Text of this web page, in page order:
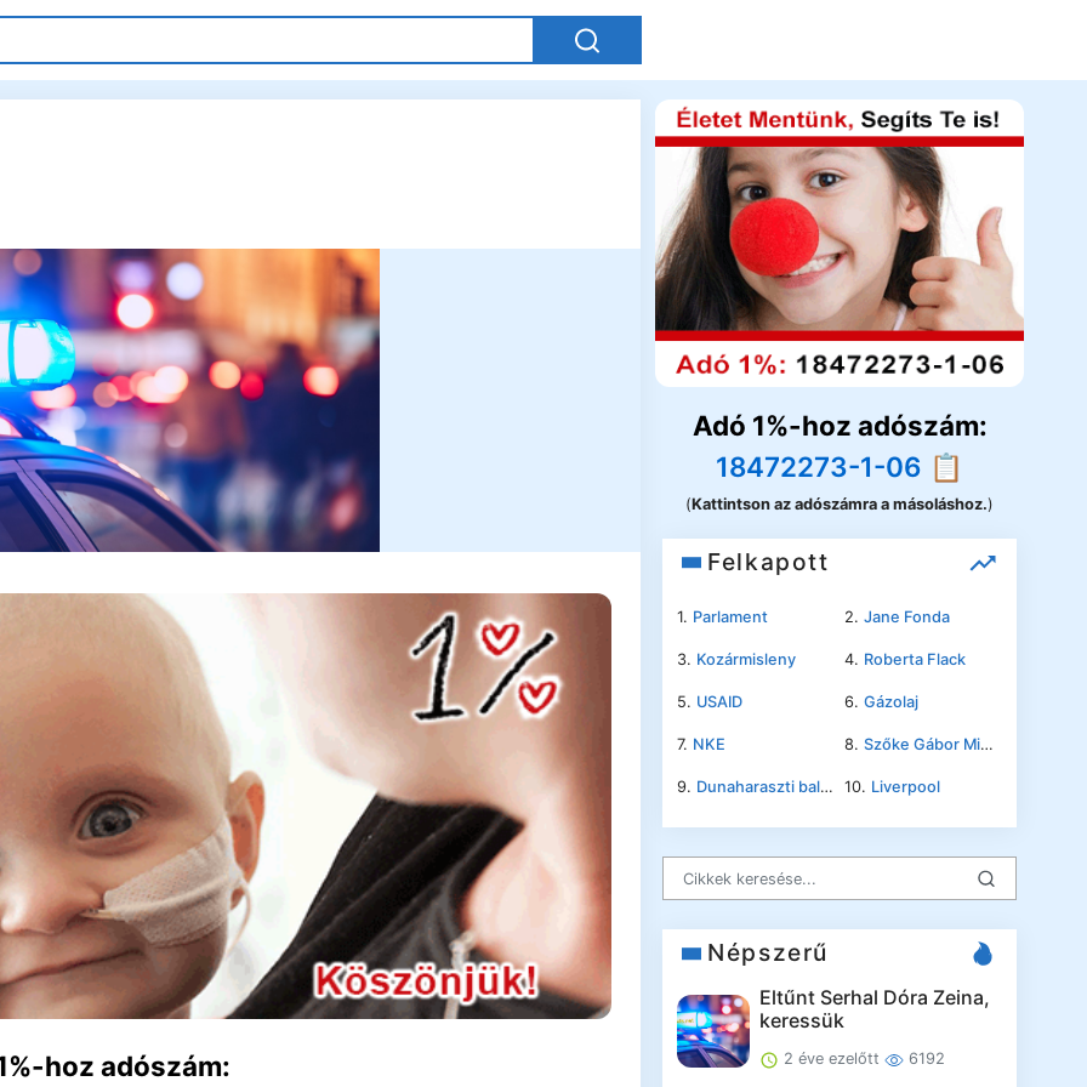
hoz adószám:
Adó 1%-hoz adószám:
18472273-1-06 📋
(Kattintson az adószámra a másoláshoz.)
Felkapott
1. Parlament 2. Jane Fonda
3. Kozármisleny 4. Roberta Flack
5. USAID 6. Gázolaj
7. NKE 8. Szőke Gábor Miklós
9. Dunaharaszti baleset 10. Liverpool
Népszerű
Eltűnt Serhal Dóra Zeina,
keressük
2 éve ezelőtt 6192